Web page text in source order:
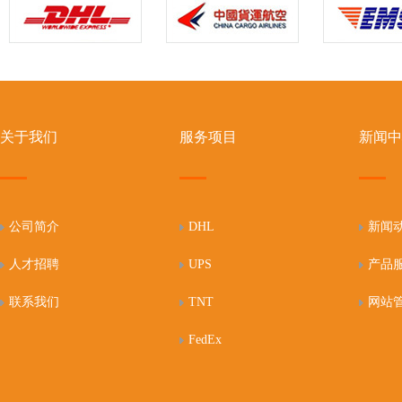
关于我们
公司简介
人才招聘
联系我们
服务项目
DHL
UPS
TNT
FedEx
新闻
新闻
产品
网站